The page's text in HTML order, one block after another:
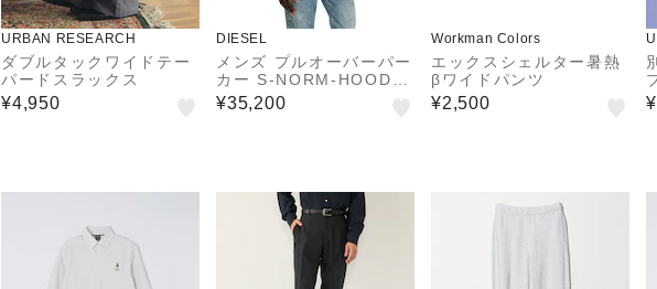
URBAN RESEARCH
ダブルタックワイドテー
パードスラックス
¥4,950
DIESEL
メンズ プルオーバーパー
カー S-NORM-HOOD-A
A2
¥35,200
Workman Colors
エックスシェルター暑熱
βワイドパンツ
¥2,500